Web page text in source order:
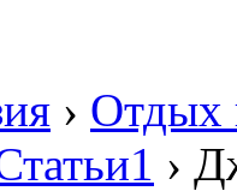
› Отдых
›